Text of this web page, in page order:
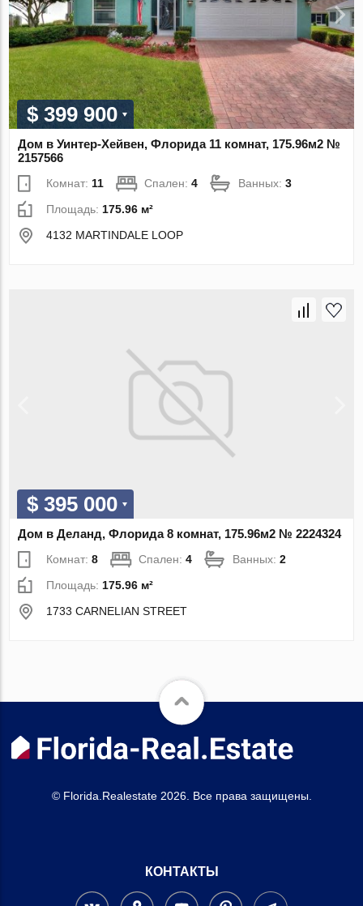
$ 399 900
Дом в Уинтер-Хейвен, Флорида 11 комнат, 175.96м2 №
2157566
Комнат: 11 Спален:4 Ванных:3
Площадь: 175.96 м²
4132 MARTINDALE LOOP
$ 395 000
Дом в Деланд, Флорида 8 комнат, 175.96м2 № 2224324
Комнат:8 Спален:4 Ванных:2
Площадь:175.96 м²
1733 CARNELIAN STREET
© Florida.Realestate 2026. Все права защищены.
КОНТАКТЫ